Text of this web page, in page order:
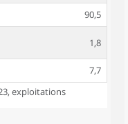
90,5
1,8
7,7
exploitations